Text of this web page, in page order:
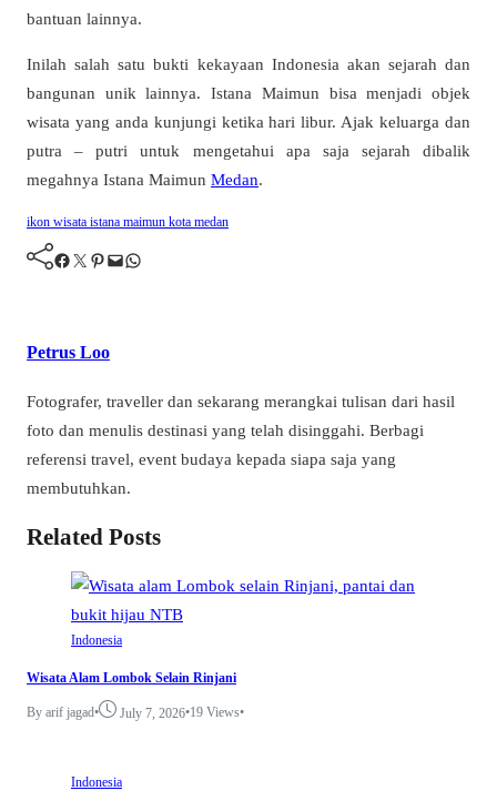
bantuan lainnya.
Inilah salah satu bukti kekayaan Indonesia akan sejarah dan
bangunan unik lainnya. Istana Maimun bisa menjadi objek
wisata yang anda kunjungi ketika hari libur. Ajak keluarga dan
putra – putri untuk mengetahui apa saja sejarah dibalik
megahnya Istana Maimun Medan.
ikon wisata istana maimun kota medan
Facebook Twitter Pinterest Mail WhatsApp
Petrus Loo
Fotografer, traveller dan sekarang merangkai tulisan dari hasil
foto dan menulis destinasi yang telah disinggahi. Berbagi
referensi travel, event budaya kepada siapa saja yang
membutuhkan.
Related Posts
Indonesia
Wisata Alam Lombok Selain Rinjani
By arif jagad• July 7, 2026•19 Views•
Indonesia